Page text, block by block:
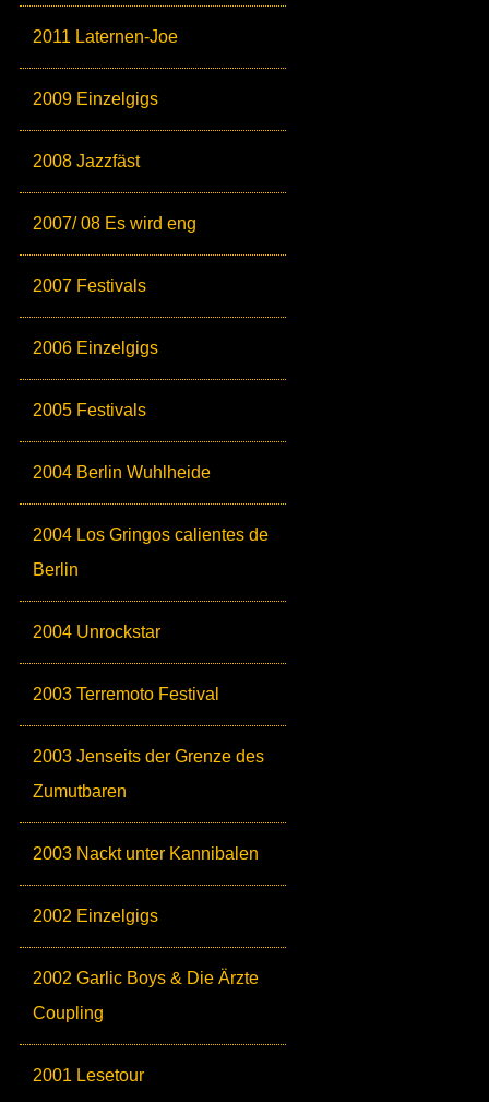
2011 Laternen-Joe
2009 Einzelgigs
2008 Jazzfäst
2007/ 08 Es wird eng
2007 Festivals
2006 Einzelgigs
2005 Festivals
2004 Berlin Wuhlheide
2004 Los Gringos calientes de
Berlin
2004 Unrockstar
2003 Terremoto Festival
2003 Jenseits der Grenze des
Zumutbaren
2003 Nackt unter Kannibalen
2002 Einzelgigs
2002 Garlic Boys & Die Ärzte
Coupling
2001 Lesetour